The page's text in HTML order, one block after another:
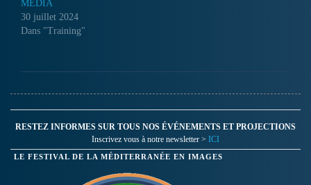
MEDIA
30 juillet 2024
Dans "Training"
RESTEZ INFORMES SUR TOUS NOS ÉVÉNEMENTS ET PROJECTIONS
Inscrivez vous à notre newsletter > ICI
LE FESTIVAL DE LA MÉDITERRANÉE EN IMAGES